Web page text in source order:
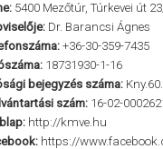
5400 Mezőtúr, Túrkevei út
Dr. Barancsi Ágnes
+36-30-359-7435
18731930-1-16
bejegyzés száma:
szám: 16-02-
http://kmve.hu
https://